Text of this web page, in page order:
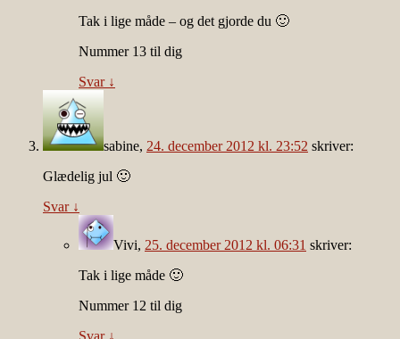
Tak i lige måde – og det gjorde du 🙂
Nummer 13 til dig
Svar ↓
sabine, 24. december 2012 kl. 23:52 skriver:
Glædelig jul 🙂
Svar ↓
Vivi, 25. december 2012 kl. 06:31 skriver:
Tak i lige måde 🙂
Nummer 12 til dig